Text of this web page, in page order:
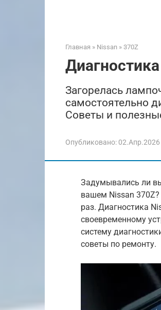
Главная » Nissan » 370Z
Загорелась
самостоятельно
Советы и
Опубликовано: 02.Апр.2026
Задумывались ли
вашем Nissan 370Z?
раз. Диагностика
своевременному
систему
советы по ремонту.